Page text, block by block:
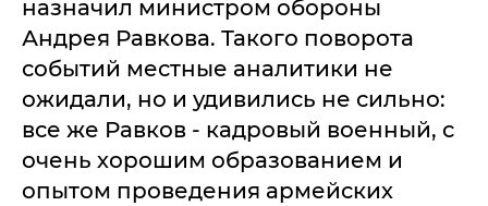
назначил министром обороны
Андрея Равкова. Такого поворота
событий местные аналитики не
ожидали, но и удивились не сильно:
все же Равков - кадровый военный, с
очень хорошим образованием и
опытом проведения армейских